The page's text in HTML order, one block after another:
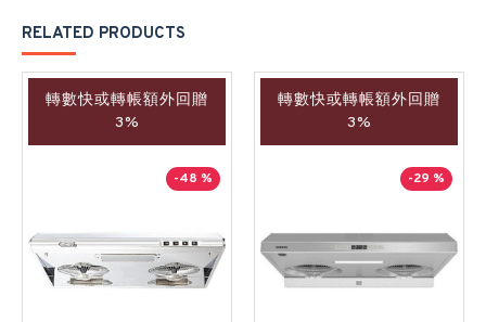
RELATED PRODUCTS
轉數快或轉帳額外回贈
3%
-48 %
轉數快或轉帳額外回贈
3%
-29 %